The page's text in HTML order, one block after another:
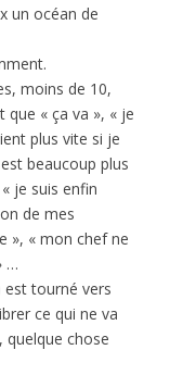
un océan de
moins de 10,
« ça va », « je
plus vite si je
beaucoup plus
je suis enfin
de mes
», « mon chef ne
…
tourné vers
ce qui ne va
quelque chose